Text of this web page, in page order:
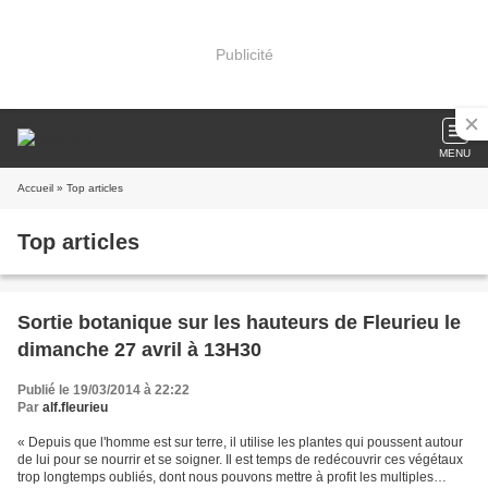
Publicité
MENU
Accueil » Top articles
Top articles
Sortie botanique sur les hauteurs de Fleurieu le
dimanche 27 avril à 13H30
Publié le 19/03/2014 à 22:22
Par alf.fleurieu
« Depuis que l'homme est sur terre, il utilise les plantes qui poussent autour
de lui pour se nourrir et se soigner. Il est temps de redécouvrir ces végétaux
trop longtemps oubliés, dont nous pouvons mettre à profit les multiples